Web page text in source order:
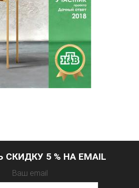
5 % НА EMAIL
Ваш email